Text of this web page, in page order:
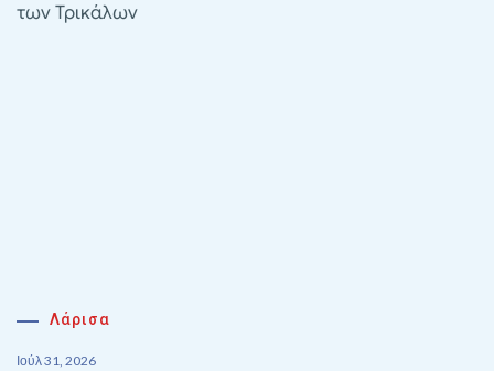
των Τρικάλων
Λάρισα
Ιούλ 31, 2026